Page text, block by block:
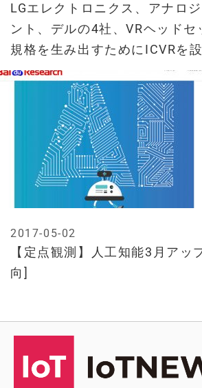
LGエレクトロニクス、アナロ
ント、デルの4社、VRヘッドセ
規格を生み出すためにICVRを
【定点観測】人工知能3月アッ
向]
2017-05-02